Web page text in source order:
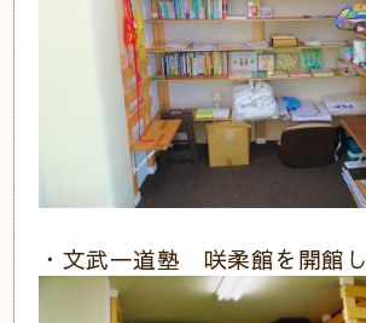
・文武一道塾 咲柔館を開館